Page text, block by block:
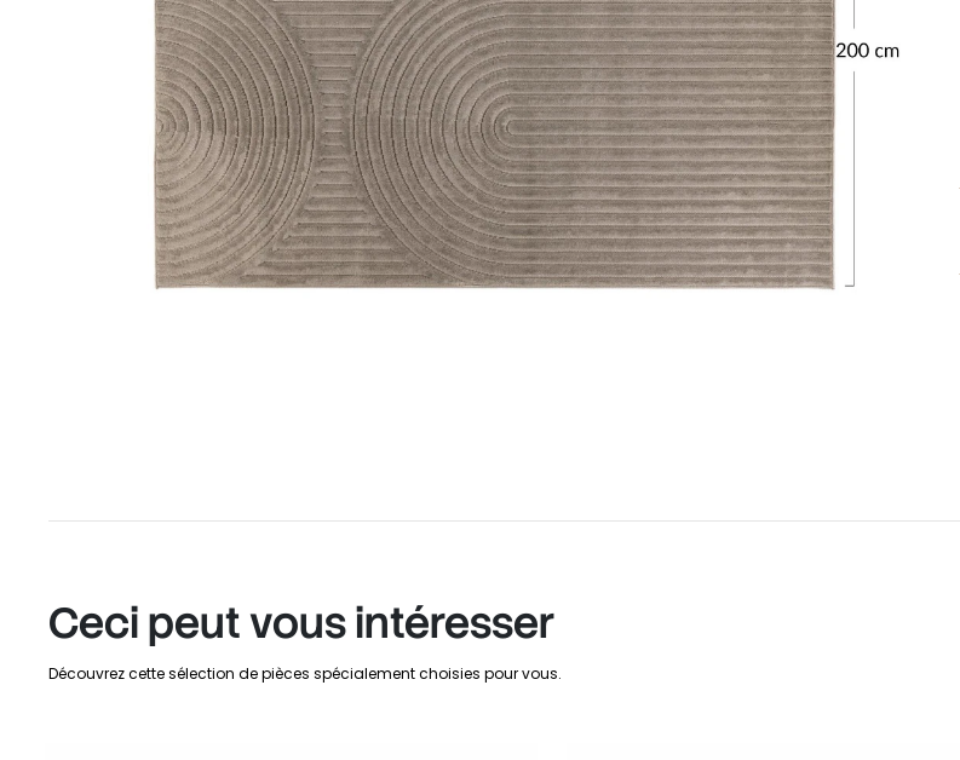
Ceci peut vous intéresser
Découvrez cette sélection de pièces spécialement choisies pour vous.